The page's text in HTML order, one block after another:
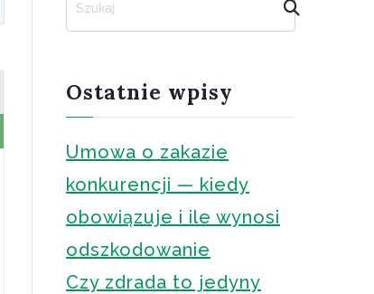
a
Ostatnie wpisy
Umowa o zakazie
konkurencji — kiedy
obowiązuje i ile wynosi
odszkodowanie
Czy zdrada to jedyny